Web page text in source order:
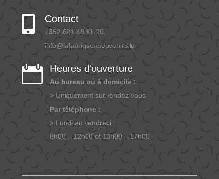
 Contact
+352 621 48 61 20
info@lafabriqueasouvenirs.lu
 Heures d'ouverture
Au bureau ou à domicile :
> Uniquement sur rendez-vous
Par téléphone :
> Lundi au vendredi :
8h00 – 12h00 et 13h00 – 17h00